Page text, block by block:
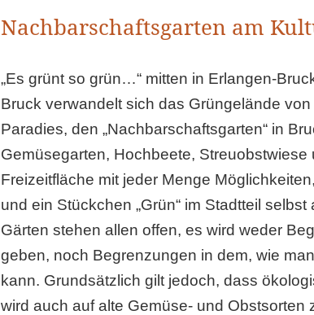
Nachbarschaftsgarten am
„Es grünt so grün…“ mitten in Erlangen-
Bruck verwandelt sich das Grüngelände von
Paradies, den „Nachbarschaftsgarten“ in
Gemüsegarten, Hochbeete,
Freizeitfläche mit jeder Menge
und ein Stückchen „Grün“ im Stadtteil
Gärten stehen allen offen, es wird weder
geben, noch Begrenzungen in dem, wie
kann. Grundsätzlich gilt jedoch, dass
wird auch auf alte Gemüse- und Obstsorten